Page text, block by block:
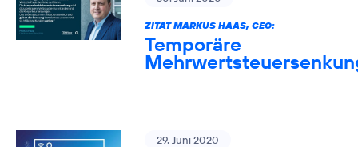
ZITAT MARKUS HAAS, CEO:
Temporäre
29. Juni 2020